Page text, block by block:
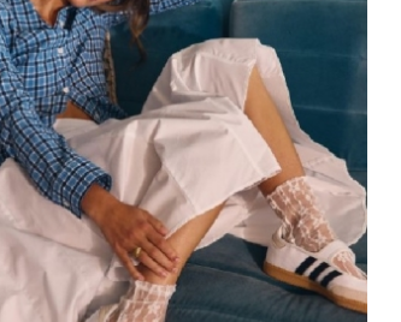
Ako je suditi po TikToku, Instagramu i
street style kombinacijama koje
poslednjih nedelja preplavljuju modne
profile, leto 2026. definitivno ima svog
glavnog modnog...